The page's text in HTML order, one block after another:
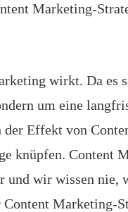
Marketing-
wirkt. Da es
um eine
der Effekt von
knüpfen. Content
und wir wissen nie,
Marketing-